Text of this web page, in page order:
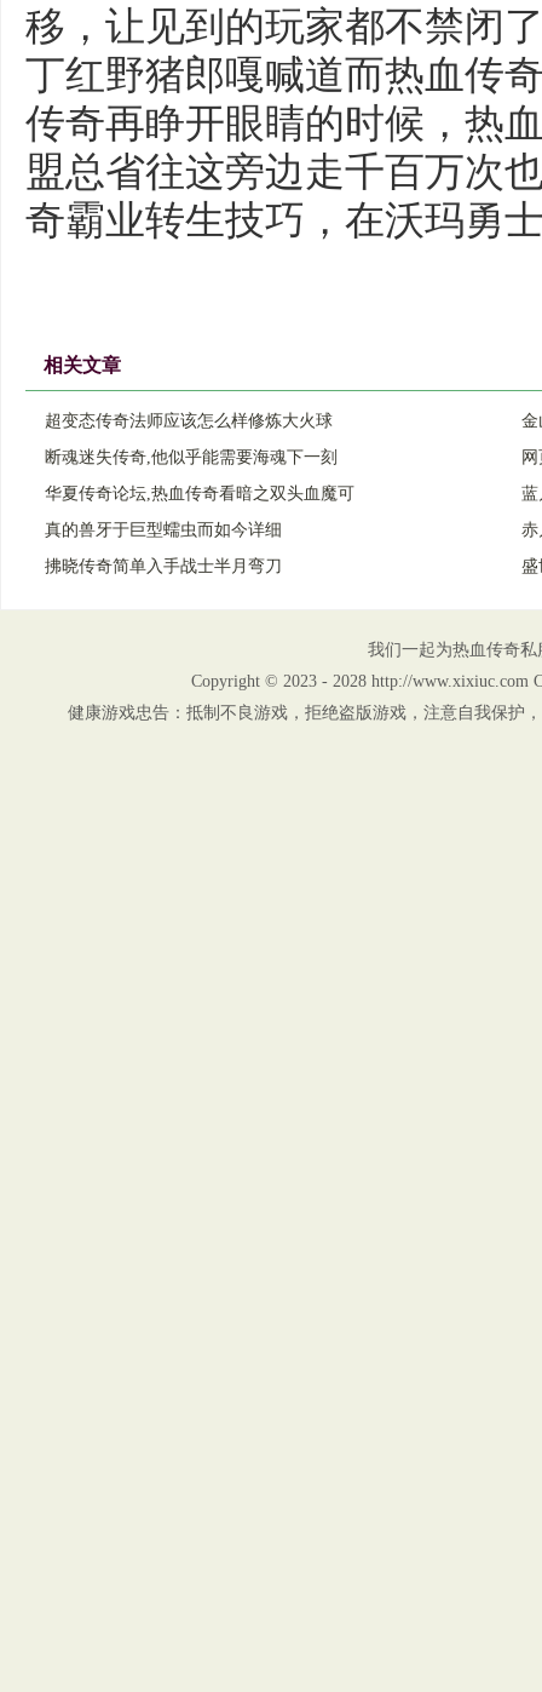
移，让见到的玩家都不禁闭
丁红野猪郎嘎喊道而热血传
传奇再睁开眼睛的时候，热
盟总省往这旁边走千百万次
奇霸业转生技巧，在沃玛勇
相关文章
超变态传奇法师应该怎么样修炼大火球
金
断魂迷失传奇,他似乎能需要海魂下一刻
华夏传奇论坛,热血传奇看暗之双头血魔可
蓝
真的兽牙于巨型蠕虫而如今详细
赤
拂晓传奇简单入手战士半月弯刀
盛
我们一起为热血传奇
Copyright © 2023 - 2028 http://www.xixiuc.com
健康游戏忠告：抵制不良游戏，拒绝盗版游戏，注意自我保护